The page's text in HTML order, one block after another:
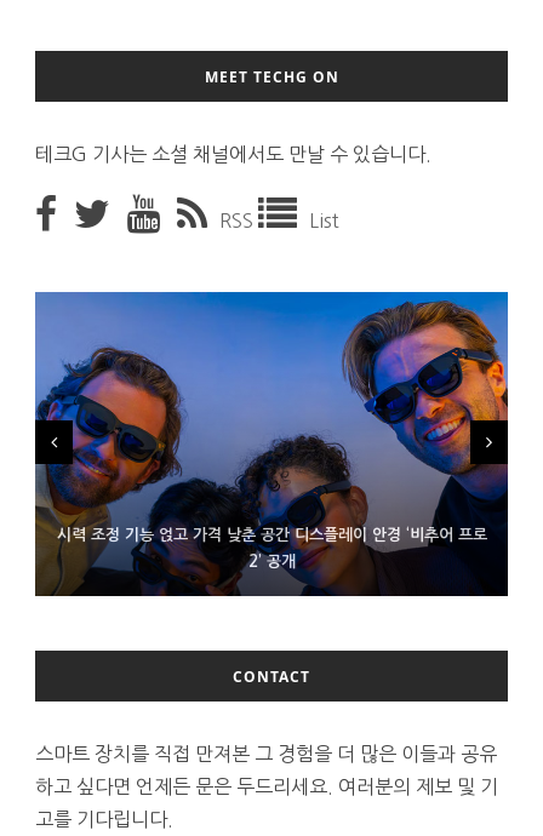
MEET TECHG ON
테크G 기사는 소셜 채널에서도 만날 수 있습니다.
RSS List
시력 조정 기능 얹고 가격 낮춘 공간 디스플레이 안경 ‘비추어 프로
2’ 공개
D램 부족에 10억달러어치 아이폰18 프로세서 패키징 대기 중
300~400달러 반지형 스피커 준비하는 오픈AI
CONTACT
스마트 장치를 직접 만져본 그 경험을 더 많은 이들과 공유
하고 싶다면 언제든 문은 두드리세요. 여러분의 제보 및 기
고를 기다립니다.